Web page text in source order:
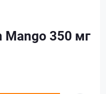
Mango 350 мг